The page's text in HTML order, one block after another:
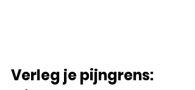
Verleg je pijngrens: